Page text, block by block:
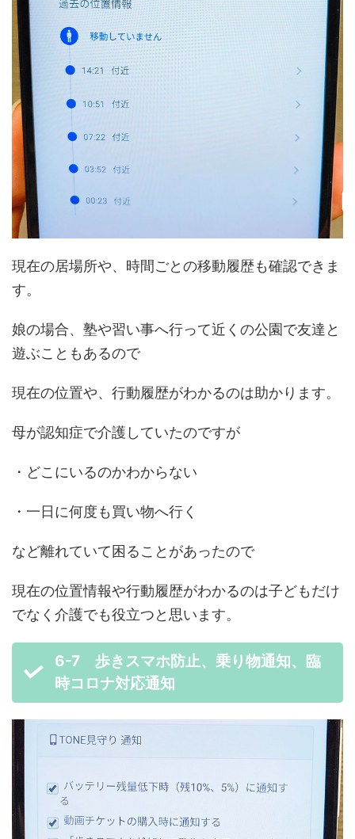
現在の居場所や、時間ごとの移動履歴も確認できま
す。
娘の場合、塾や習い事へ行って近くの公園で友達と
遊ぶこともあるので
現在の位置や、行動履歴がわかるのは助かります。
母が認知症で介護していたのですが
・どこにいるのかわからない
・一日に何度も買い物へ行く
など離れていて困ることがあったので
現在の位置情報や行動履歴がわかるのは子どもだけ
でなく介護でも役立つと思います。
6-7 歩きスマホ防止、乗り物通知、臨
時コロナ対応通知